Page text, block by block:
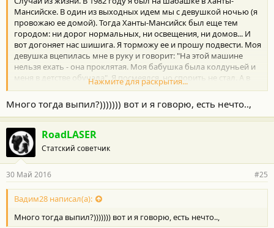
Мансийске. В один из выходных идем мы с девушкой ночью (я
провожаю ее домой). Тогда Ханты-Мансийск был еще тем
городом: ни дорог нормальных, ни освещения, ни домов... И
вот догоняет нас шишига. Я торможу ее и прошу подвести. Моя
девушка вцепилась мне в руку и говорит: "На этой машине
нельзя ехать - она проклятая. Моя бабушка была колдуньей и
меня в детстве обучала". Я посмеялся, но спорить не стал. А в
машину сели ребята (2 парней и девушка с велосипедом).
Короче, машина отъезжает от нас метров на 200 и на
приличной скорости заваливается на бок без всяких причин
(дорога была прямая). Велик в кунге шишиги катается по
ребятам. Раздаются крики. Мы подбегаем к машине и видим,
что у девушки рука попала в форточку кунга и прижата этим
кунгом, а мужики поранены великом серьезно. Пятеро
мужиков приподнимают кунг и высвобождают руку девушки. У
нее обручальное кольцо превратилось в полоску металла, а
рука вывернута наизнанку (((( Доставили девушку и ребят в
травмпункт. Я потом и спросил у своей девицы: "Ты откуда
машине нельзя".
Нажмите для раскрытия...
Много тогда выпил?))))))) вот и я говорю, есть нечто..,
RoadLASER
Статский советчик
30 Май 2016 #25
Вадим28 написал(а):
Много тогда выпил?))))))) вот и я говорю, есть нечто..,